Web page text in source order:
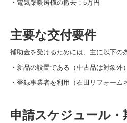
お客様の声 2016
お客様の声 2014
会社案内
リフォーム補助金2026
・電気築暖房機の撤去：5万円
主要な交付要件
補助金を受けるためには、主に以下の
・新品の設置である（中古品は対象外）
・登録事業者を利用（石田リフォーム
申請スケジュール・